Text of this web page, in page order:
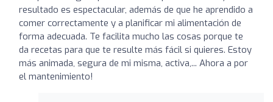
resultado es espectacular, además de que he aprendido a
comer correctamente y a planificar mi alimentación de
forma adecuada. Te facilita mucho las cosas porque te
da recetas para que te resulte más fácil si quieres. Estoy
más animada, segura de mi misma, activa,... Ahora a por
el mantenimiento!